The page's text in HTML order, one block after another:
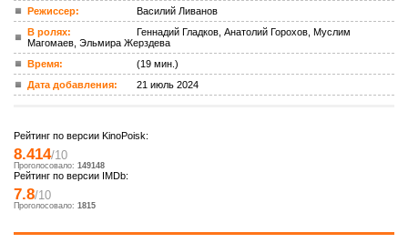
Режиссер:
Василий Ливанов
В ролях:
Геннадий Гладков, Анатолий Горохов, Муслим
Магомаев, Эльмира Жерздева
Время:
(19 мин.)
Дата добавления:
21 июль 2024
Рейтинг по версии KinoPoisk:
8.414/10
Проголосовало: 149148
Рейтинг по версии IMDb:
7.8/10
Проголосовало: 1815